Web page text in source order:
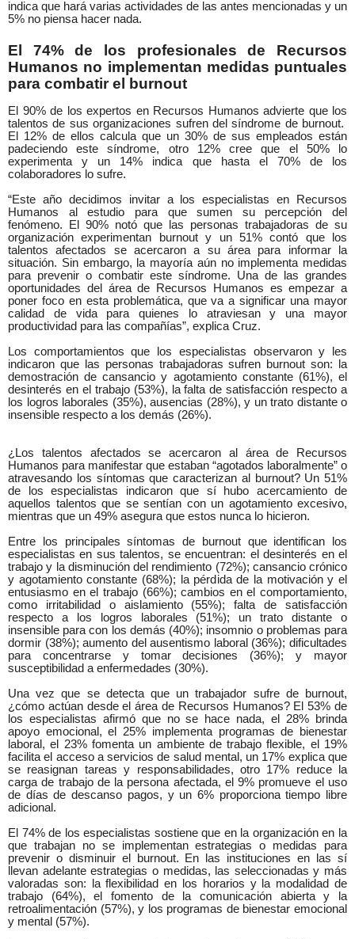
indica que hará varias actividades de las antes mencionadas y un
5% no piensa hacer nada.
El 74% de los profesionales de Recursos
Humanos no implementan medidas puntuales
para combatir el burnout
El 90% de los expertos en Recursos Humanos advierte que los
talentos de sus organizaciones sufren del síndrome de burnout.
El 12% de ellos calcula que un 30% de sus empleados están
padeciendo este síndrome, otro 12% cree que el 50% lo
experimenta y un 14% indica que hasta el 70% de los
colaboradores lo sufre.
“Este año decidimos invitar a los especialistas en Recursos
Humanos al estudio para que sumen su percepción del
fenómeno. El 90% notó que las personas trabajadoras de su
organización experimentan burnout y un 51% contó que los
talentos afectados se acercaron a su área para informar la
situación. Sin embargo, la mayoría aún no implementa medidas
para prevenir o combatir este síndrome. Una de las grandes
oportunidades del área de Recursos Humanos es empezar a
poner foco en esta problemática, que va a significar una mayor
calidad de vida para quienes lo atraviesan y una mayor
productividad para las compañías”, explica Cruz.
Los comportamientos que los especialistas
observaron y les
indicaron que las personas trabajadoras sufren burnout son: la
demostración de cansancio y agotamiento constante (61%), el
desinterés en el trabajo (53%), la falta de satisfacción respecto a
los logros laborales (35%), ausencias (28%), y un trato distante o
insensible respecto a los demás (26%).
¿Los talentos afectados se acercaron al área de Recursos
Humanos para manifestar que estaban “agotados laboralmente” o
atravesando los síntomas que caracterizan al burnout? Un 51%
de los especialistas indicaron que sí hubo acercamiento de
aquellos talentos que se sentían con un agotamiento excesivo,
mientras que un 49% asegura que estos nunca lo hicieron.
Entre los principales síntomas de burnout que identifican los
especialistas en sus talentos, se encuentran: el desinterés en el
trabajo y la disminución del rendimiento (72%); cansancio crónico
y agotamiento constante (68%); la pérdida de la motivación y el
entusiasmo en el trabajo (66%); cambios en el comportamiento,
como irritabilidad o aislamiento (55%); falta de satisfacción
respecto a los logros laborales (51%); un trato distante o
insensible para con los demás (40%); insomnio o problemas para
dormir (38%); aumento del ausentismo laboral (36%); dificultades
para concentrarse y tomar decisiones (36%); y mayor
susceptibilidad a enfermedades (30%).
Una vez que se detecta que un trabajador sufre de burnout,
¿cómo actúan desde el área de Recursos Humanos? El 53% de
los especialistas afirmó que no se hace nada, el 28% brinda
apoyo emocional, el 25% implementa programas de bienestar
laboral, el 23% fomenta un ambiente de trabajo flexible, el 19%
facilita el acceso a servicios de salud mental, un 17% explica que
se reasignan tareas y responsabilidades, otro 17% reduce la
carga de trabajo de la persona afectada, el 9% promueve el uso
de días de descanso pagos, y un 6% proporciona tiempo libre
adicional.
El 74% de los especialistas sostiene que en la organización en la
que trabajan no se implementan estrategias o medidas para
prevenir o disminuir el burnout. En las instituciones en las sí
llevan adelante estrategias o medidas, las seleccionadas y más
valoradas son: la flexibilidad en los horarios y la modalidad de
trabajo (64%), el fomento de la comunicación abierta y la
retroalimentación (57%), y los programas de bienestar emocional
y mental (57%).